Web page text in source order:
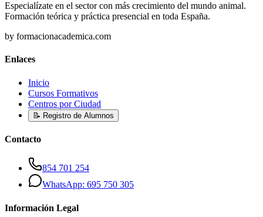
Especialízate en el sector con más crecimiento del mundo animal.
Formación teórica y práctica presencial en toda España.
by formacionacademica.com
Enlaces
Inicio
Cursos Formativos
Centros por Ciudad
📝 Registro de Alumnos
Contacto
854 701 254
WhatsApp: 695 750 305
Información Legal